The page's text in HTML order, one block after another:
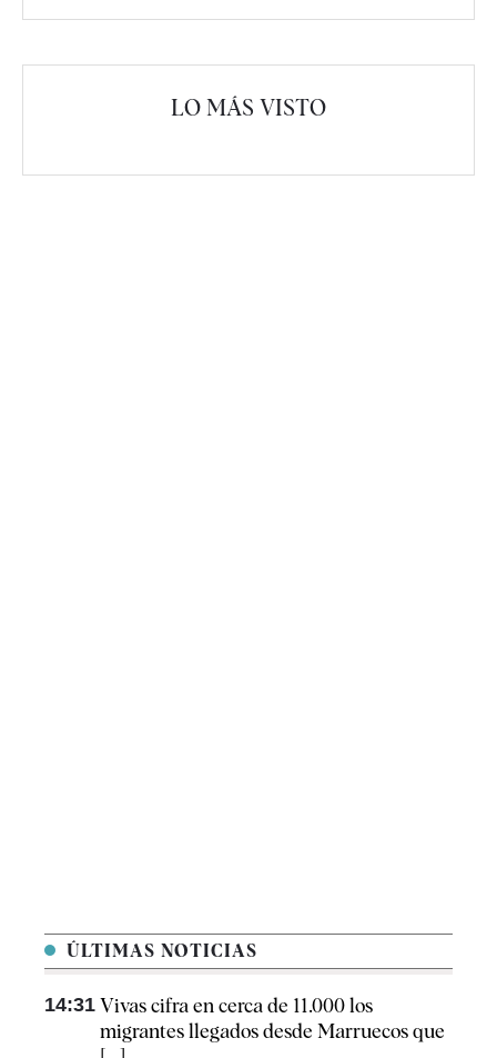
LO MÁS VISTO
ÚLTIMAS NOTICIAS
14:31 Vivas cifra en cerca de 11.000 los
migrantes llegados desde Marruecos que